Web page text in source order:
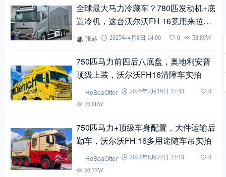
全球最大马力冷藏车？780匹发动机+底
置冷机，这台沃尔沃FH 16竟用来拉腌
菜？张赫 2025年4月8日 14:00 0 53.89W
750匹马力前四后八底盘，奥地利安普
顶级上装，沃尔沃FH16清障车实拍
HeSeaOtter 2025年2月19日 17:43
0
76.88W
750匹马力+顶级车身配置，大件运输后
勤车，沃尔沃FH 16多用途随车吊实拍
HeSeaOtter 2024年8月22日 23:18
0
56.77W